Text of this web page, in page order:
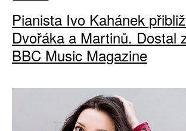
Pianista Ivo Kahánek
Dvořáka a Martinů. Dostal
BBC Music Magazine